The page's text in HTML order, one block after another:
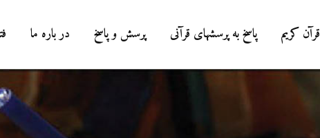
کریم پاسخ به پرسشهای قرآنی پرسش و پاسخ در باره ما